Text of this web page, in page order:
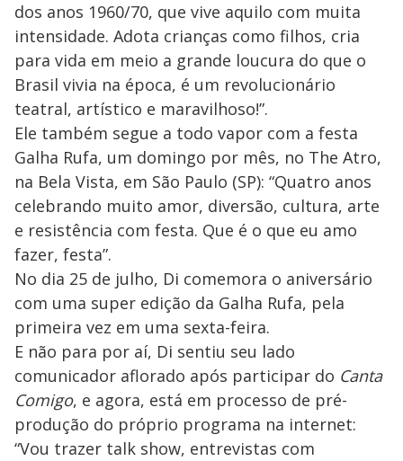
dos anos 1960/70, que vive aquilo com muita
intensidade. Adota crianças como filhos, cria
para vida em meio a grande loucura do que o
Brasil vivia na época, é um revolucionário
teatral, artístico e maravilhoso!”.
Ele também segue a todo vapor com a festa
Galha Rufa, um domingo por mês, no The Atro,
na Bela Vista, em São Paulo (SP): “Quatro anos
celebrando muito amor, diversão, cultura, arte
e resistência com festa. Que é o que eu amo
fazer, festa”.
No dia 25 de julho, Di comemora o aniversário
com uma super edição da Galha Rufa, pela
primeira vez em uma sexta-feira.
E não para por aí, Di sentiu seu lado
comunicador aflorado após participar do Canta
Comigo, e agora, está em processo de pré-
produção do próprio programa na internet:
“Vou trazer talk show, entrevistas com